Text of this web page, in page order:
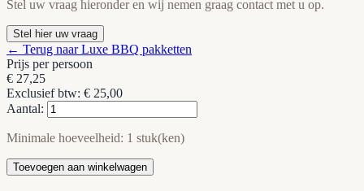
Stel uw vraag hieronder en wij nemen graag contact met u op.
Stel hier uw vraag
← Terug naar Luxe BBQ pakketten
Prijs per persoon
€ 27,25
Exclusief btw: € 25,00
Aantal:
Minimale hoeveelheid: 1 stuk(ken)
Toevoegen aan winkelwagen